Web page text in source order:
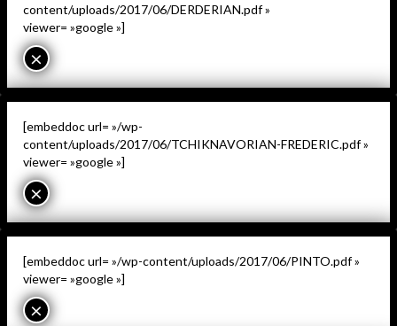
content/uploads/2017/06/DERDERIAN.pdf »
viewer= »google »]
×
[embeddoc url= »/wp-
content/uploads/2017/06/TCHIKNAVORIAN-FREDERIC.pdf »
viewer= »google »]
×
[embeddoc url= »/wp-content/uploads/2017/06/PINTO.pdf »
viewer= »google »]
×